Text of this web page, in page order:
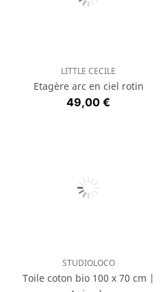
LITTLE CECILE
Etagère arc en ciel rotin
Prix
49,00 €
STUDIOLOCO
Toile coton bio 100 x 70 cm |